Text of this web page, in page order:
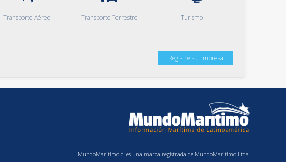
Transporte Aéreo Transporte Terrestre Turismo
Registre su Empresa
MundoMaritimo.cl es una marca registrada de MundoMaritimo Ltda.